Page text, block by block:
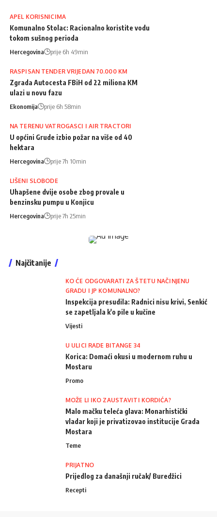
APEL KORISNICIMA
Komunalno Stolac: Racionalno koristite vodu
tokom sušnog perioda
Hercegovina prije 6h 49min
RASPISAN TENDER VRIJEDAN 70.000 KM
Zgrada Autocesta FBiH od 22 miliona KM
ulazi u novu fazu
Ekonomija prije 6h 58min
NA TERENU VATROGASCI I AIR TRACTORI
U općini Grude izbio požar na više od 40
hektara
Hercegovina prije 7h 10min
LIŠENI SLOBODE
Uhapšene dvije osobe zbog provale u
benzinsku pumpu u Konjicu
Hercegovina prije 7h 25min
Najčitanije
KO ĆE ODGOVARATI ZA ŠTETU NAČINJENU
GRADU I JP KOMUNALNO?
Inspekcija presudila: Radnici nisu krivi, Senkić
se zapetljala k'o pile u kučine
Vijesti
U ULICI RADE BITANGE 34
Korica: Domaći okusi u modernom ruhu u
Mostaru
Promo
MOŽE LI IKO ZAUSTAVITI KORDIĆA?
Malo mačku teleća glava: Monarhistički
vladar koji je privatizovao institucije Grada
Mostara
Teme
PRIJATNO
Prijedlog za današnji ručak/ Buredžici
Recepti